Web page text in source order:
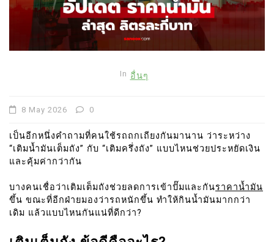
In อื่นๆ
8 May 2026 0
เป็นอีกหนึ่งคำถามที่คนใช้รถถกเถียงกันมานาน ว่าระหว่าง
“เติมน้ำมันเต็มถัง” กับ “เติมครึ่งถัง” แบบไหนช่วยประหยัดเงิน
และคุ้มค่ากว่ากัน
บางคนเชื่อว่าเติมเต็มถังช่วยลดการเข้าปั๊มและกันราคาน้ำมัน
ขึ้น ขณะที่อีกฝ่ายมองว่ารถหนักขึ้น ทำให้กินน้ำมันมากกว่า
เดิม แล้วแบบไหนกันแน่ที่ดีกว่า?